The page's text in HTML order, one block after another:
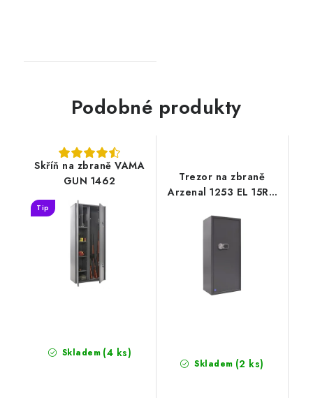
Podobné produkty
Skříň na zbraně VAMA
GUN 1462
Tip
Skladem (4 ks)
Trezor na zbraně
Arzenal 1253 EL 15RU
Skladem (2 ks)